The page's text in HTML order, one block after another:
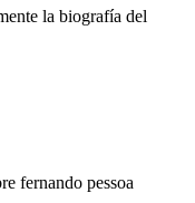
la biografía del
fernando pessoa